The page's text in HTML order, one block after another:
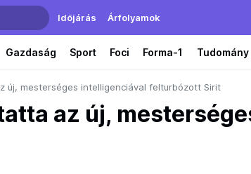
Időjárás Árfolyamok
Gazdaság Sport Foci Forma-1 Tudomány
új, mesterséges intelligenciával felturbózott Sirit
az új,